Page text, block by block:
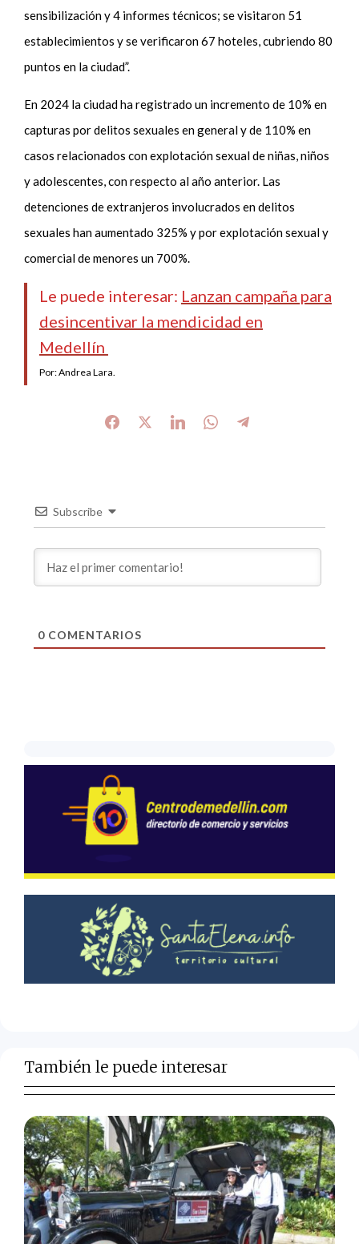
sensibilización y 4 informes técnicos; se visitaron 51
establecimientos y se verificaron 67 hoteles, cubriendo 80
puntos en la ciudad”.
En 2024 la ciudad ha registrado un incremento de 10% en
capturas por delitos sexuales en general y de 110% en
casos relacionados con explotación sexual de niñas, niños
y adolescentes, con respecto al año anterior. Las
detenciones de extranjeros involucrados en delitos
sexuales han aumentado 325% y por explotación sexual y
comercial de menores un 700%.
Le puede interesar: Lanzan campaña para
desincentivar la mendicidad en
Medellín
Por: Andrea Lara.
Subscribe
0COMENTARIOS
También le puede interesar